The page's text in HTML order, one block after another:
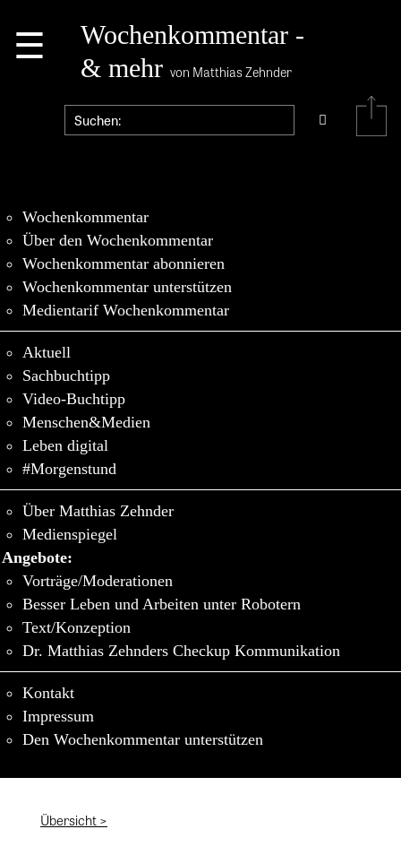
☰
Wochenkommentar -
& mehr von Matthias Zehnder
Wochenkommentar
Über den Wochenkommentar
Wochenkommentar abonnieren
Wochenkommentar unterstützen
Medientarif Wochenkommentar
Aktuell
Sachbuchtipp
Video-Buchtipp
Menschen&Medien
Leben digital
#Morgenstund
Über Matthias Zehnder
Medienspiegel
Angebote:
Vorträge/Moderationen
Besser Leben und Arbeiten unter Robotern
Text/Konzeption
Dr. Matthias Zehnders Checkup Kommunikation
Kontakt
Impressum
Den Wochenkommentar unterstützen
Übersicht >